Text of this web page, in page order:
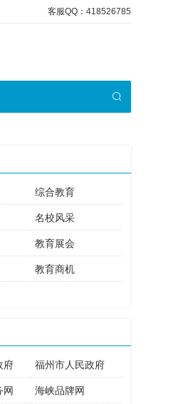
客服QQ：418526785
综合教育
名校风采
教育展会
教育商机
府 福州市人民政府
网 海峡品牌网